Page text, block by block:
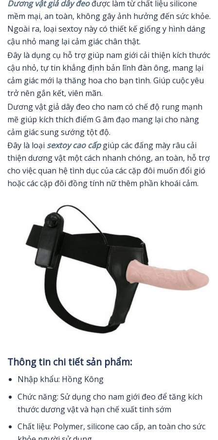
Dương vật giả dây đeođược làm từ chất liệu silicone
mềm mại, an toàn, không gây ảnh hưởng đến sức khỏe.
Ngoài ra, loại sextoy này có thiết kế giống y hình dáng
cậu nhỏ mang lại cảm giác chân thật.
Đây là dụng cụ hỗ trợ giúp nam giới cải thiện kích thước
cậu nhỏ, tự tin khẳng định bản lĩnh đàn ông, mang lại
cảm giác mới lạ thăng hoa cho bạn tình. Giúp cuộc yêu
trở nên gắn kết, viên mãn.
Dương vật giả dây đeo cho nam có chế độ rung mạnh
mẽ giúp kích thích điểm G âm đạo mang lại cho nàng
cảm giác sung sướng tột độ.
Đây là loại sextoy cao cấpgiúp các đấng mày râu cải
thiện dương vật một cách nhanh chóng, an toàn, hỗ trợ
cho việc quan hệ tình dục của các cặp đôi muốn đổi gió
hoặc các cặp đôi đồng tính nữ thêm phần khoái cảm.
Thông tin chi tiết sản phẩm:
Nhập khẩu: Hồng Kông
Chức năng: Sử dụng cho nam giới đeo để tăng kích
thước dương vật và hạn chế xuất tinh sớm
Chất liệu: Polymer, silicone cao cấp, an toàn cho sức